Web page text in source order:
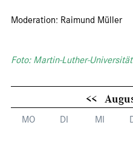
Moderation: Raimund Müller
Foto: Martin-Luther-Universität
<<
MO DI MI